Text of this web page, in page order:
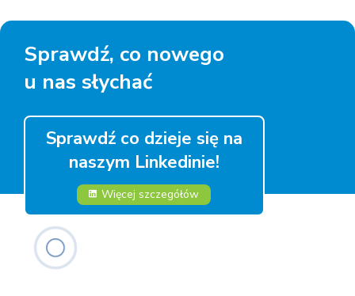
Sprawdź, co nowego
u nas słychać
Sprawdź co dzieje się na
naszym Linkedinie!
Więcej szczegółów